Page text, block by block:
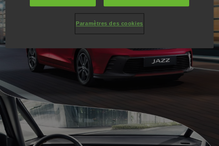
Paramètres des cookies